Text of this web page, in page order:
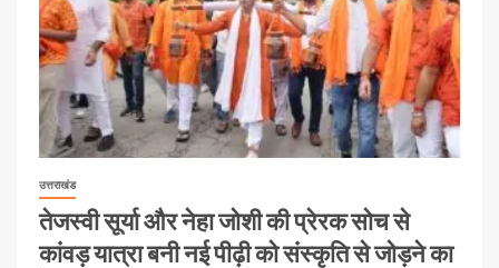
उत्तराखंड
तेजस्वी सूर्या और नेहा जोशी की प्रेरक सोच से
कांवड़ यात्रा बनी नई पीढ़ी को संस्कृति से जोड़ने का